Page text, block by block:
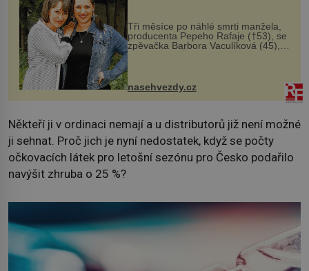
Tři měsíce po náhlé smrti manžela,
producenta Pepeho Rafaje (†53), se
zpěvačka Barbora Vaculíková (45),
dcera Petry Černocké (75), poprvé
ozvala veřejnosti. Na sociální síti
sdílela, že se snaží fung...
nasehvezdy.cz
Někteří ji v ordinaci nemají a u distributorů již není možné
ji sehnat. Proč jich je nyní nedostatek, když se počty
očkovacích látek pro letošní sezónu pro Česko podařilo
navýšit zhruba o 25 %?